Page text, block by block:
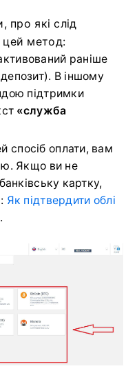
про які слід
цей метод:
раніше
В іншому
підтримки
«служба
спосіб оплати, вам
Якщо ви не
картку,
Як підтвердити облі
.